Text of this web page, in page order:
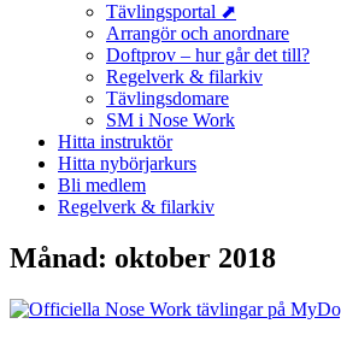
Tävlingsportal ⬈
Arrangör och anordnare
Doftprov – hur går det till?
Regelverk & filarkiv
Tävlingsdomare
SM i Nose Work
Hitta instruktör
Hitta nybörjarkurs
Bli medlem
Regelverk & filarkiv
Månad: oktober 2018